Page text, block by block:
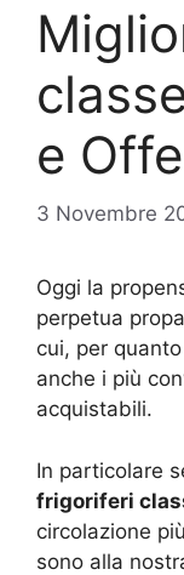
e
3 Novembre
Oggi la
perpetua
cui, per
anche i più
acquistabili.
In particolare
frigoriferi
circolazione
sono alla